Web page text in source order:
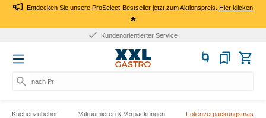
Entdecken Sie unsere ProSelect-Bestseller jetzt zum Aktionspreis.Hier klicken
*
Kundenorientierter Service
nach Prod
Küchenzubehör Vakuumieren & Verpackungen